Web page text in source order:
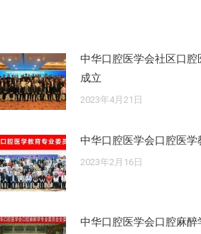
中华口腔医学会社区口腔
成立
2023年4月21日
中华口腔医学会口腔医学
2023年2月16日
中华口腔医学会口腔麻醉